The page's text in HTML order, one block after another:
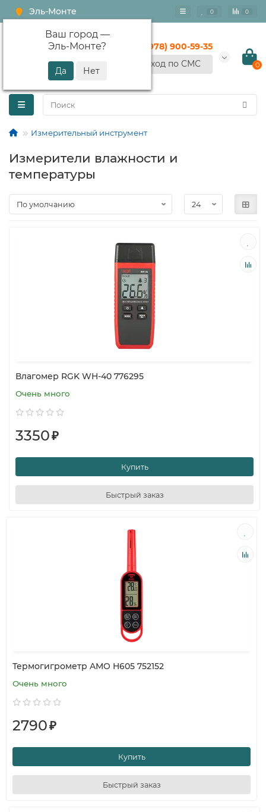
Эль-Монте
Ваш город —
Эль-Монте?
0 0
+7 (978) 900-59-35
Вход по СМС
0
Измерительный инструмент
Измерители влажности и
температуры
Влагомер RGK WH-40 776295
Очень много
3350₽
Купить
Быстрый заказ
Термогигрометр AMO H605 752152
Очень много
2790₽
Купить
Быстрый заказ